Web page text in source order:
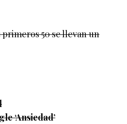
50 se llevan un
‘Ansiedad’